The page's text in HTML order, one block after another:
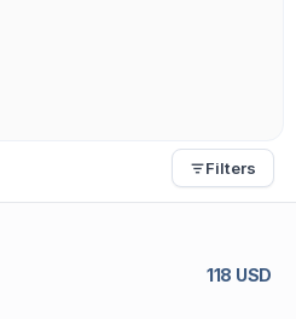
Filters
118 USD